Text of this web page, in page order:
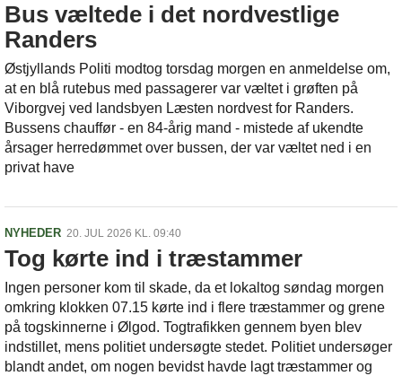
Bus væltede i det nordvestlige
Randers
Østjyllands Politi modtog torsdag morgen en anmeldelse om,
at en blå rutebus med passagerer var væltet i grøften på
Viborgvej ved landsbyen Læsten nordvest for Randers.
Bussens chauffør - en 84-årig mand - mistede af ukendte
årsager herredømmet over bussen, der var væltet ned i en
privat have
NYHEDER 20. JUL 2026 KL. 09:40
Tog kørte ind i træstammer
Ingen personer kom til skade, da et lokaltog søndag morgen
omkring klokken 07.15 kørte ind i flere træstammer og grene
på togskinnerne i Ølgod. Togtrafikken gennem byen blev
indstillet, mens politiet undersøgte stedet. Politiet undersøger
blandt andet, om nogen bevidst havde lagt træstammer og